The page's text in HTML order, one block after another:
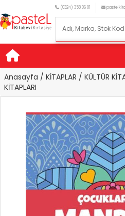
(0324) 358 06 01
Anasayfa / KİTAPLAR / KÜLTÜR
KİTAPLARI